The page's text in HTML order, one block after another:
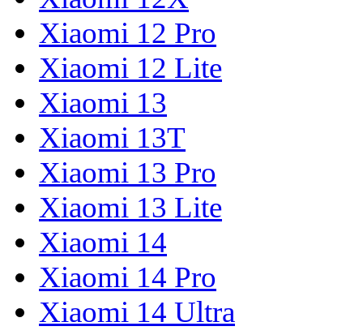
Xiaomi 12 Pro
Xiaomi 12 Lite
Xiaomi 13
Xiaomi 13T
Xiaomi 13 Pro
Xiaomi 13 Lite
Xiaomi 14
Xiaomi 14 Pro
Xiaomi 14 Ultra